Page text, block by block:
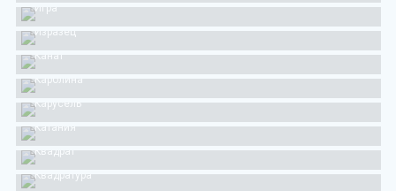
Игра
Изразец
Канат
Каролина
Карусель
Катания
Квадрат
Квадратура